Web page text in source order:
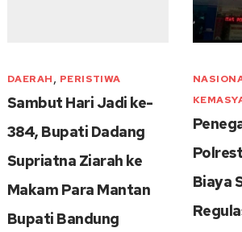
DAERAH, PERISTIWA
Sambut Hari Jadi ke-
384, Bupati Dadang
Supriatna Ziarah ke
Makam Para Mantan
Bupati Bandung
Biaya